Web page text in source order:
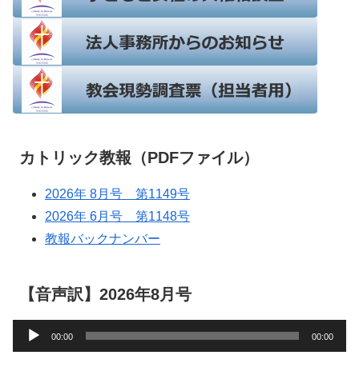
カトリック教報（PDFファイル）
2026年 8月号 第1149号
2026年 6月号 第1148号
教報バックナンバー
【音声訳】2026年8月号
声
00:00 00:00